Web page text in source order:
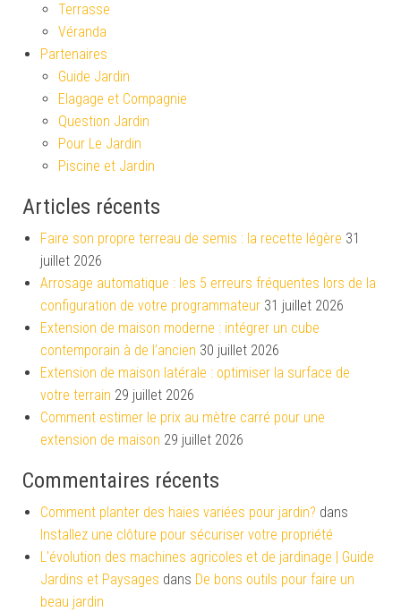
Terrasse
Véranda
Partenaires
Guide Jardin
Elagage et Compagnie
Question Jardin
Pour Le Jardin
Piscine et Jardin
Articles récents
Faire son propre terreau de semis : la recette légère 31
juillet 2026
Arrosage automatique : les 5 erreurs fréquentes lors de la
configuration de votre programmateur 31 juillet 2026
Extension de maison moderne : intégrer un cube
contemporain à de l’ancien 30 juillet 2026
Extension de maison latérale : optimiser la surface de
votre terrain 29 juillet 2026
Comment estimer le prix au mètre carré pour une
extension de maison 29 juillet 2026
Commentaires récents
Comment planter des haies variées pour jardin? dans
Installez une clôture pour sécuriser votre propriété
L'évolution des machines agricoles et de jardinage | Guide
Jardins et Paysages dans De bons outils pour faire un
beau jardin